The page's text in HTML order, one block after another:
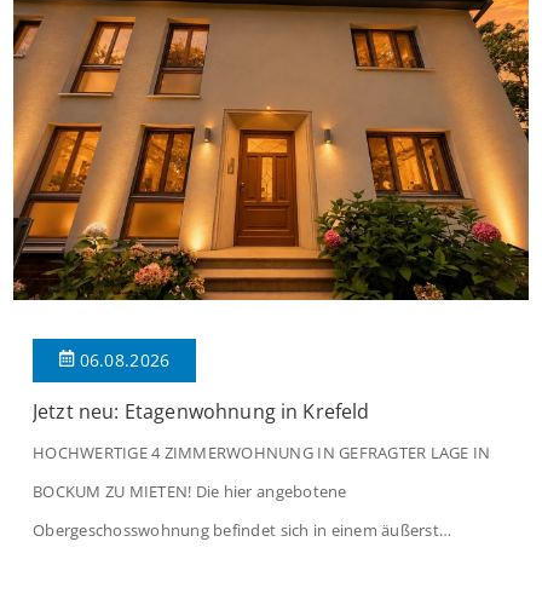
06.08.2026
Jetzt neu: Etagenwohnung in Krefeld
HOCHWERTIGE 4 ZIMMERWOHNUNG IN GEFRAGTER LAGE IN
BOCKUM ZU MIETEN! Die hier angebotene
Obergeschosswohnung befindet sich in einem äußerst